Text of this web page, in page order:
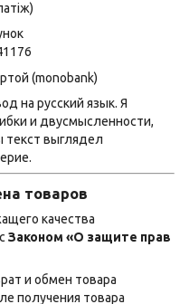
(monobank)
на русский язык. Я
и двусмысленности,
текст выглядел
товаров
качества
Законом «О защите прав
и обмен товара
получения товара